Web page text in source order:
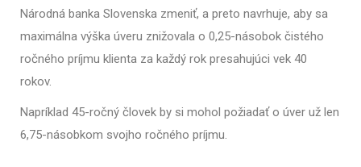
Národná banka Slovenska zmeniť, a preto navrhuje, aby sa
maximálna výška úveru znižovala o 0,25-násobok čistého
ročného príjmu klienta za každý rok presahujúci vek 40
rokov.
Napríklad 45-ročný človek by si mohol požiadať o úver už len
6,75-násobkom svojho ročného príjmu.